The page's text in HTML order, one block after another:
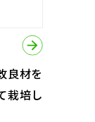
良材を
栽培し